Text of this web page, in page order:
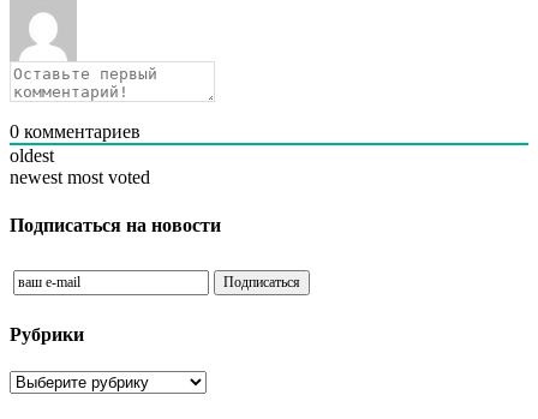
0 комментариев
oldest
newest most voted
Подписаться на новости
Рубрики
Рубрики